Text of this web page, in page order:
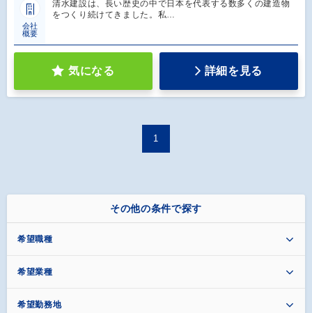
会社
概要
清水建設は、長い歴史の中で日本を代表する数多くの建造物
をつくり続けてきました。私…
気になる 詳細を見る
1
その他の条件で探す
希望職種
希望業種
希望勤務地